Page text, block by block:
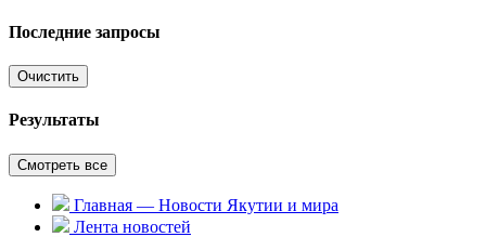
Последние запросы
Очистить
Результаты
Смотреть все
Главная — Новости Якутии и мира
Лента новостей